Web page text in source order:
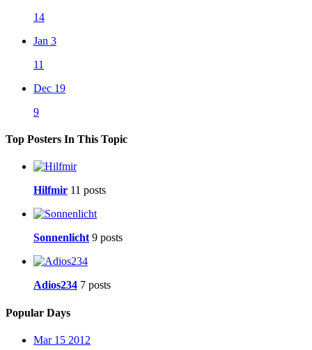
14
Jan 3
11
Dec 19
9
Top Posters In This Topic
Hilfmir 11 posts
Sonnenlicht 9 posts
Adios234 7 posts
Popular Days
Mar 15 2012